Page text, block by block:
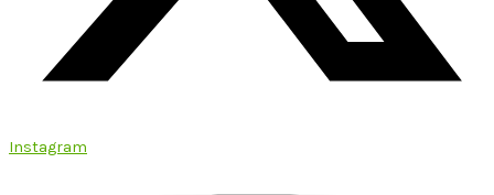
Instagram